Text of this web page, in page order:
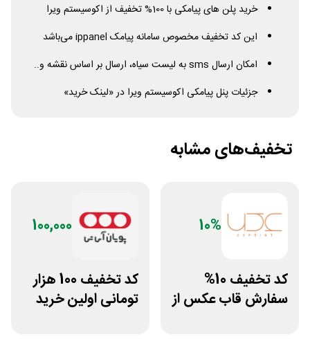
خرید پلن های پیامکی با 100% تخفیف از اکوسیستم ویرا
این کد تخفیف مخصوص سامانه پیامک ippanelمی‌باشد
امکان ارسال smsبه لیست سیاه، ارسال بر اساس نقشه و..
جزئیات پنل پیامکی اکوسیستم ویرا در «لینک خرید»
تخفیف‌های مشابه
10%
کد تخفیف 10%
سفارش قاب عکس از
100,000
کد تخفیف 100 هزار
تومانی اولین خرید